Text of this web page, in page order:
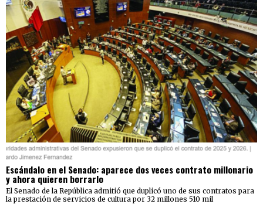
Escándalo en el Senado: aparece dos veces contrato millonario
y ahora quieren borrarlo
El Senado de la República admitió que duplicó uno de sus contratos para
la prestación de servicios de cultura por 32 millones 510 mil